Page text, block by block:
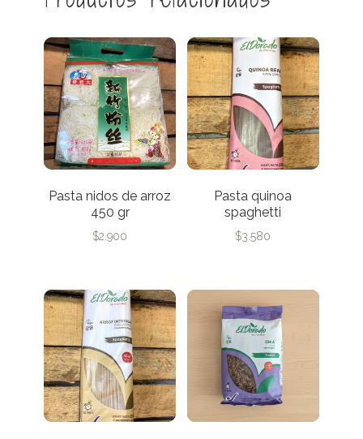
Pasta nidos de arroz
450 gr
$2.900
Pasta quinoa
spaghetti
$3.580